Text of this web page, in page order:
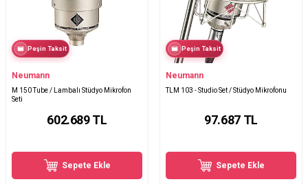
Peşin Taksit
Neumann
M 150 Tube / Lambalı Stüdyo Mikrofon
Seti
602.689TL
Sepete Ekle
Peşin Taksit
Neumann
TLM 103 - Studio Set / Stüdyo Mikrofonu
97.687TL
Sepete Ekle